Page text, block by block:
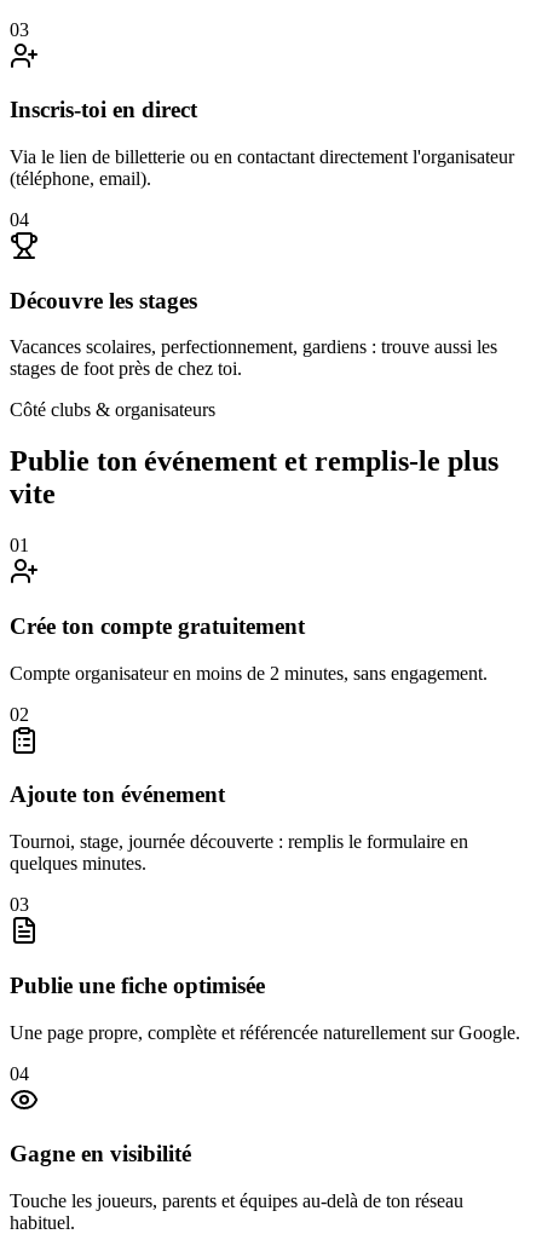
03
Inscris-toi en direct
Via le lien de billetterie ou en contactant directement l'organisateur
(téléphone, email).
04
Découvre les stages
Vacances scolaires, perfectionnement, gardiens : trouve aussi les
stages de foot près de chez toi.
Côté clubs & organisateurs
Publie ton événement et remplis-le plus
vite
01
Crée ton compte gratuitement
Compte organisateur en moins de 2 minutes, sans engagement.
02
Ajoute ton événement
Tournoi, stage, journée découverte : remplis le formulaire en
quelques minutes.
03
Publie une fiche optimisée
Une page propre, complète et référencée naturellement sur Google.
04
Gagne en visibilité
Touche les joueurs, parents et équipes au-delà de ton réseau
habituel.